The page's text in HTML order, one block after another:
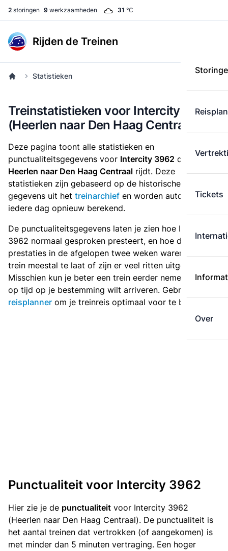
2 storingen 9 werkzaamheden 31 °C
Rijden de Treinen
Tickets
Over
Statistieken
Treinstatistieken voor Intercity 3962
(Heerlen naar Den Haag Centraal)
Deze pagina toont alle statistieken en
punctualiteitsgegevens voor Intercity 3962 die
van
Heerlen naar Den Haag Centraal rijdt. Deze
statistieken zijn gebaseerd op de historische
gegevens uit het treinarchief en worden automatisch
iedere dag opnieuw berekend.
De punctualiteitsgegevens laten je zien hoe Intercity
3962 normaal gesproken presteert, en hoe de
prestaties in de afgelopen twee weken waren. Is deze
trein meestal te laat of zijn er veel ritten uitgevallen?
Misschien kun je beter een trein eerder nemen als je
op tijd op je bestemming wilt arriveren. Gebruik de
reisplanner om je treinreis optimaal voor te bereiden.
Punctualiteit voor Intercity 3962
Hier zie je de punctualiteit voor Intercity 3962
(Heerlen naar Den Haag Centraal). De punctualiteit is
het aantal treinen dat vertrokken (of aangekomen) is
met minder dan 5 minuten vertraging. Een hoger